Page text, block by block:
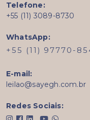
Telefone:
+55 (11) 3089-8730
WhatsApp:
+55 (11) 97770-
E-mail:
leilao@sayegh.com.br
Redes Sociais: